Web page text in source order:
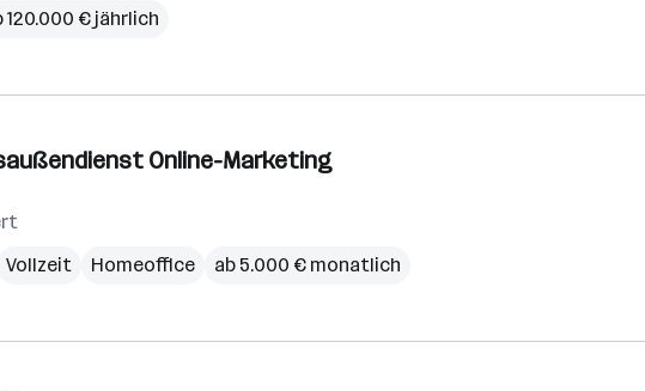
120.000 € jährlich
Online-Marketing
Vollzeit Homeoffice ab 5.000 € monatlich